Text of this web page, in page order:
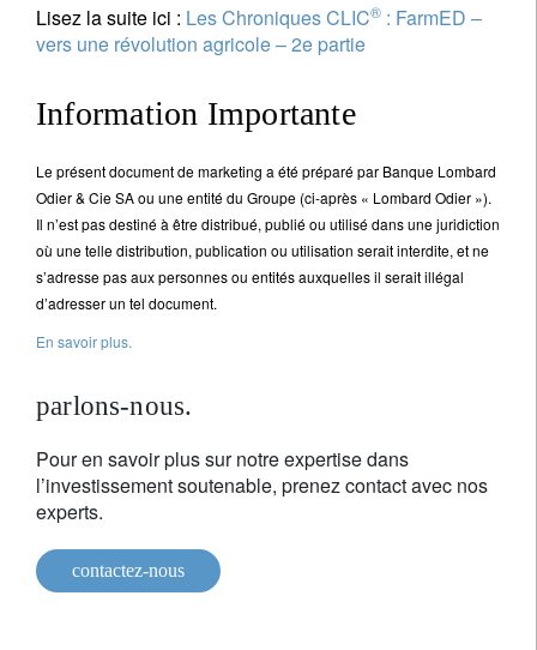
Lisez la suite ici : Les Chroniques CLIC® : FarmED –
vers une révolution agricole – 2e partie
Information Importante
Le présent document de marketing a été préparé par Banque Lombard
Odier & Cie SA ou une entité du Groupe (ci-après « Lombard Odier »).
Il n’est pas destiné à être distribué, publié ou utilisé dans une juridiction
où une telle distribution, publication ou utilisation serait interdite, et ne
s’adresse pas aux personnes ou entités auxquelles il serait illégal
d’adresser un tel document.
En savoir plus.
parlons-nous.
Pour en savoir plus sur notre expertise dans
l’investissement soutenable, prenez contact avec nos
experts.
contactez-nous